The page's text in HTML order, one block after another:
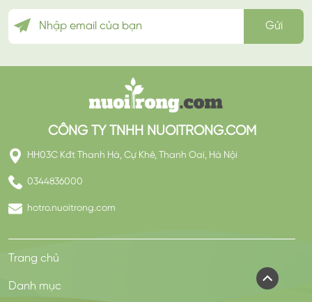
CÔNG TY TNHH NUOITRONG.COM
HH03C Kđt Thanh Hà, Cự Khê, Thanh Oai, Hà Nội
0344836000
hotro.nuoitrong.com
Trang chủ
Danh mục